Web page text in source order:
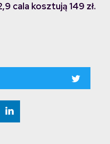
cala kosztują 149 zł.